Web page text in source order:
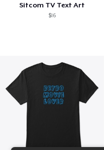
Sitcom TV Text Art
$16